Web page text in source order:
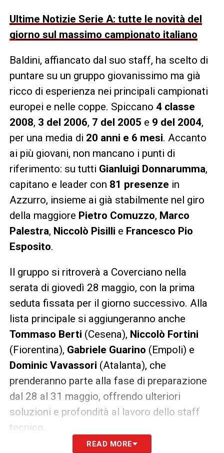
Ultime Notizie Serie A: tutte le novità del
giorno sul massimo campionato italiano
Baldini, affiancato dal suo staff, ha scelto di
puntare su un gruppo giovanissimo ma già
ricco di esperienza nei principali campionati
europei e nelle coppe. Spiccano 4 classe
2008, 3 del 2006, 7 del 2005 e 9 del 2004,
per una media di 20 anni e 6 mesi. Accanto
ai più giovani, non mancano i punti di
riferimento: su tutti Gianluigi Donnarumma,
capitano e leader con 81 presenze in
Azzurro, insieme ai già stabilmente nel giro
della maggiore Pietro Comuzzo, Marco
Palestra, Niccolò Pisilli e Francesco Pio
Esposito.
Il gruppo si ritroverà a Coverciano nella
serata di giovedì 28 maggio, con la prima
seduta fissata per il giorno successivo. Alla
lista principale si aggiungeranno anche
Tommaso Berti (Cesena), Niccolò Fortini
(Fiorentina), Gabriele Guarino (Empoli) e
Dominic Vavassori (Atalanta), che
prenderanno parte alla fase di preparazione
dal 28 al 31 maggio, offrendo ulteriori
soluzioni e profondità al lavoro dello staff
tecnico.
READ MORE